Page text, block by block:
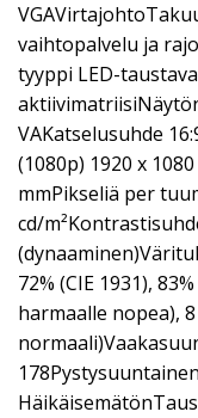
vaihtopalvelu ja
tyyppi LED-
VAKatselusuhde
(1080p) 1920 x
mmPikseliä per
cd/
72% (CIE 1931),
harmaalle nopea),